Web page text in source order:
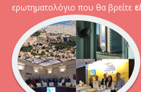
ερωτηματολόγιο που θα βρείτε